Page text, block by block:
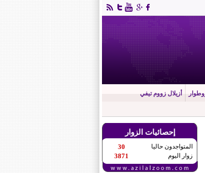
أزيلال زووم تيفي
إحصائيات الزوار
المتواجدون حاليا 30
زوار اليوم 3871